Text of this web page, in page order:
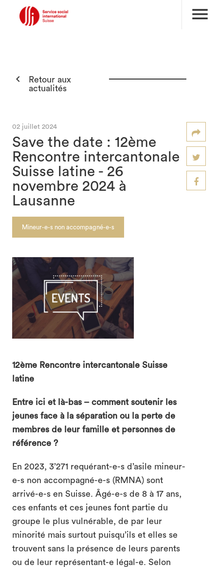
menu

Retour aux
actualités
02 juillet 2024
Save the date : 12ème
Rencontre intercantonale
Suisse latine - 26
novembre 2024 à
Lausanne
Mineur-e-s non accompagné-e-s
12ème Rencontre intercantonale Suisse
latine
Entre ici et là-bas – comment soutenir les
jeunes face à la séparation ou la perte de
membres de leur famille et personnes de
référence ?
En 2023, 3’271 requérant-e-s d’asile mineur-
e-s non accompagné-e-s (RMNA) sont
arrivé-e-s en Suisse. Âgé-e-s de 8 à 17 ans,
ces enfants et ces jeunes font partie du
groupe le plus vulnérable, de par leur
minorité mais surtout puisqu’ils et elles se
trouvent sans la présence de leurs parents
ou de leur représentant-e légal-e. Selon